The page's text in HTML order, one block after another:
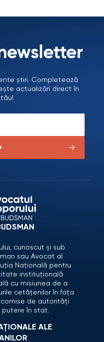
știri. Completează
actualizări direct în
cunoscut și sub
sau Avocat al
Națională pentru
instituțională
cu misiunea de a
cetățenilor în fața
comise de autorități
în stat.
ALE